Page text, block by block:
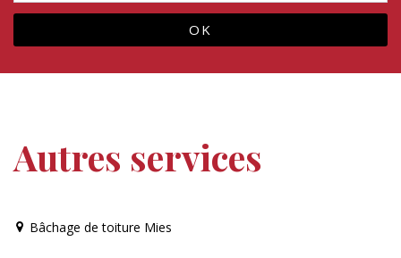
Autres services
Bâchage de toiture Mies